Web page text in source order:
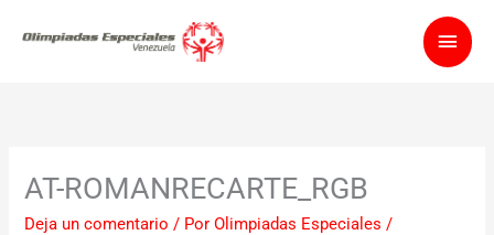
AT-ROMANRECARTE_RGB
Deja un comentario / PorOlimpiadas Especiales/